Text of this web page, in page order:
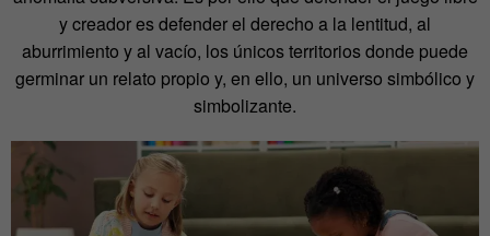
y creador es defender el derecho a la lentitud, al
aburrimiento y al vacío, los únicos territorios donde puede
germinar un relato propio y, en ello, un universo simbólico y
simbolizante.